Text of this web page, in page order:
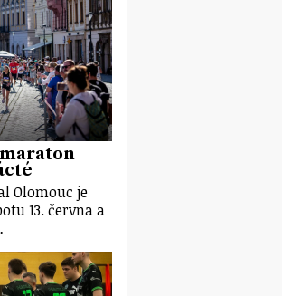
Olomouc je
13. června a